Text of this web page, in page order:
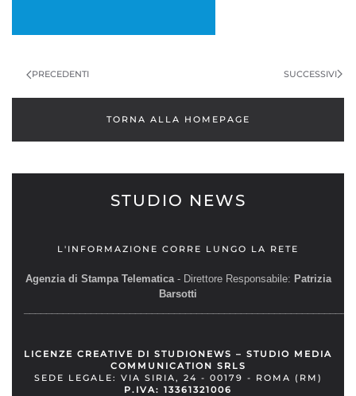
PRECEDENTI SUCCESSIVI
TORNA ALLA HOMEPAGE
STUDIO NEWS
L'INFORMAZIONE CORRE LUNGO LA RETE
Agenzia di Stampa Telematica- Direttore Responsabile: Patrizia
Barsotti
LICENZE CREATIVE DI STUDIONEWS – STUDIO MEDIA
COMMUNICATION SRLS
SEDE LEGALE: VIA SIRIA, 24 - 00179 - ROMA (RM)
P.IVA: 13361321006